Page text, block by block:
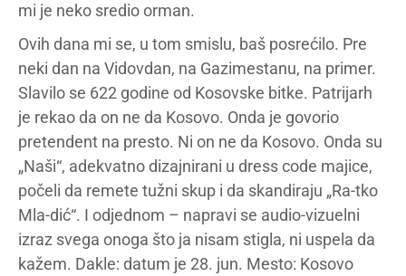
mi je neko sredio orman.
Ovih dana mi se, u tom smislu, baš posrećilo. Pre
neki dan na Vidovdan, na Gazimestanu, na primer.
Slavilo se 622 godine od Kosovske bitke. Patrijarh
je rekao da on ne da Kosovo. Onda je govorio
pretendent na presto. Ni on ne da Kosovo. Onda su
„Naši“, adekvatno dizajnirani u dress code majice,
počeli da remete tužni skup i da skandiraju „Ra-tko
Mla-dić“. I odjednom – napravi se audio-vizuelni
izraz svega onoga što ja nisam stigla, ni uspela da
kažem. Dakle: datum je 28. jun. Mesto: Kosovo